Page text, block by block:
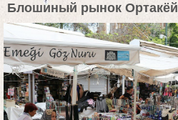
Блошиный рынок Ортакёй